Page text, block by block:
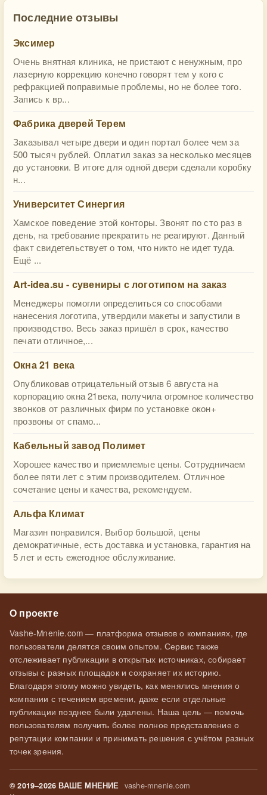
Последние отзывы
Эксимер
Очень внятная клиника, не пристают с ненужным, про
лазерную коррекцию конечно говорят тем у кого с
рефракцией поправимые проблемы, но не более того.
Запись к вр...
Фабрика дверей Терем
Заказывал четыре двери и один портал более чем за
500 тысяч рублей. Оплатил заказ за несколько месяцев
до установки. В итоге для одной двери сделали коробку
н...
Университет Синергия
Хамское поведение этой конторы. Звонят по сто раз в
день, на требование прекратить не реагируют. Данный
факт свидетельствует о том, что никто не идет туда.
Ещё ...
Art-idea.su - сувениры с логотипом на заказ
Менеджеры помогли определиться со способами
нанесения логотипа, утвердили макеты и запустили в
производство. Весь заказ пришёл в срок, качество
печати отличное,...
Окна 21 века
Опубликовав отрицательный отзыв 6 августа на
корпорацию окна 21века, получила огромное количество
звонков от различных фирм по установке окон+
прозвоны от спамо...
Кабельный завод Полимет
Хорошее качество и приемлемые цены. Сотрудничаем
более пяти лет с этим производителем. Отличное
сочетание цены и качества, рекомендуем.
Альфа Климат
Магазин понравился. Выбор большой, цены
демократичные, есть доставка и установка, гарантия на
5 лет и есть ежегодное обслуживание.
О проекте
Vashe-Mnenie.com — платформа отзывов о компаниях, где
пользователи делятся своим опытом. Сервис также
отслеживает публикации в открытых источниках, собирает
отзывы с разных площадок и сохраняет их историю.
Благодаря этому можно увидеть, как менялись мнения о
компании с течением времени, даже если отдельные
публикации позднее были удалены. Наша цель — помочь
пользователям получить более полное представление о
репутации компании и принимать решения с учётом разных
точек зрения.
© 2019–2026 ВАШЕ МНЕНИЕ vashe-mnenie.com